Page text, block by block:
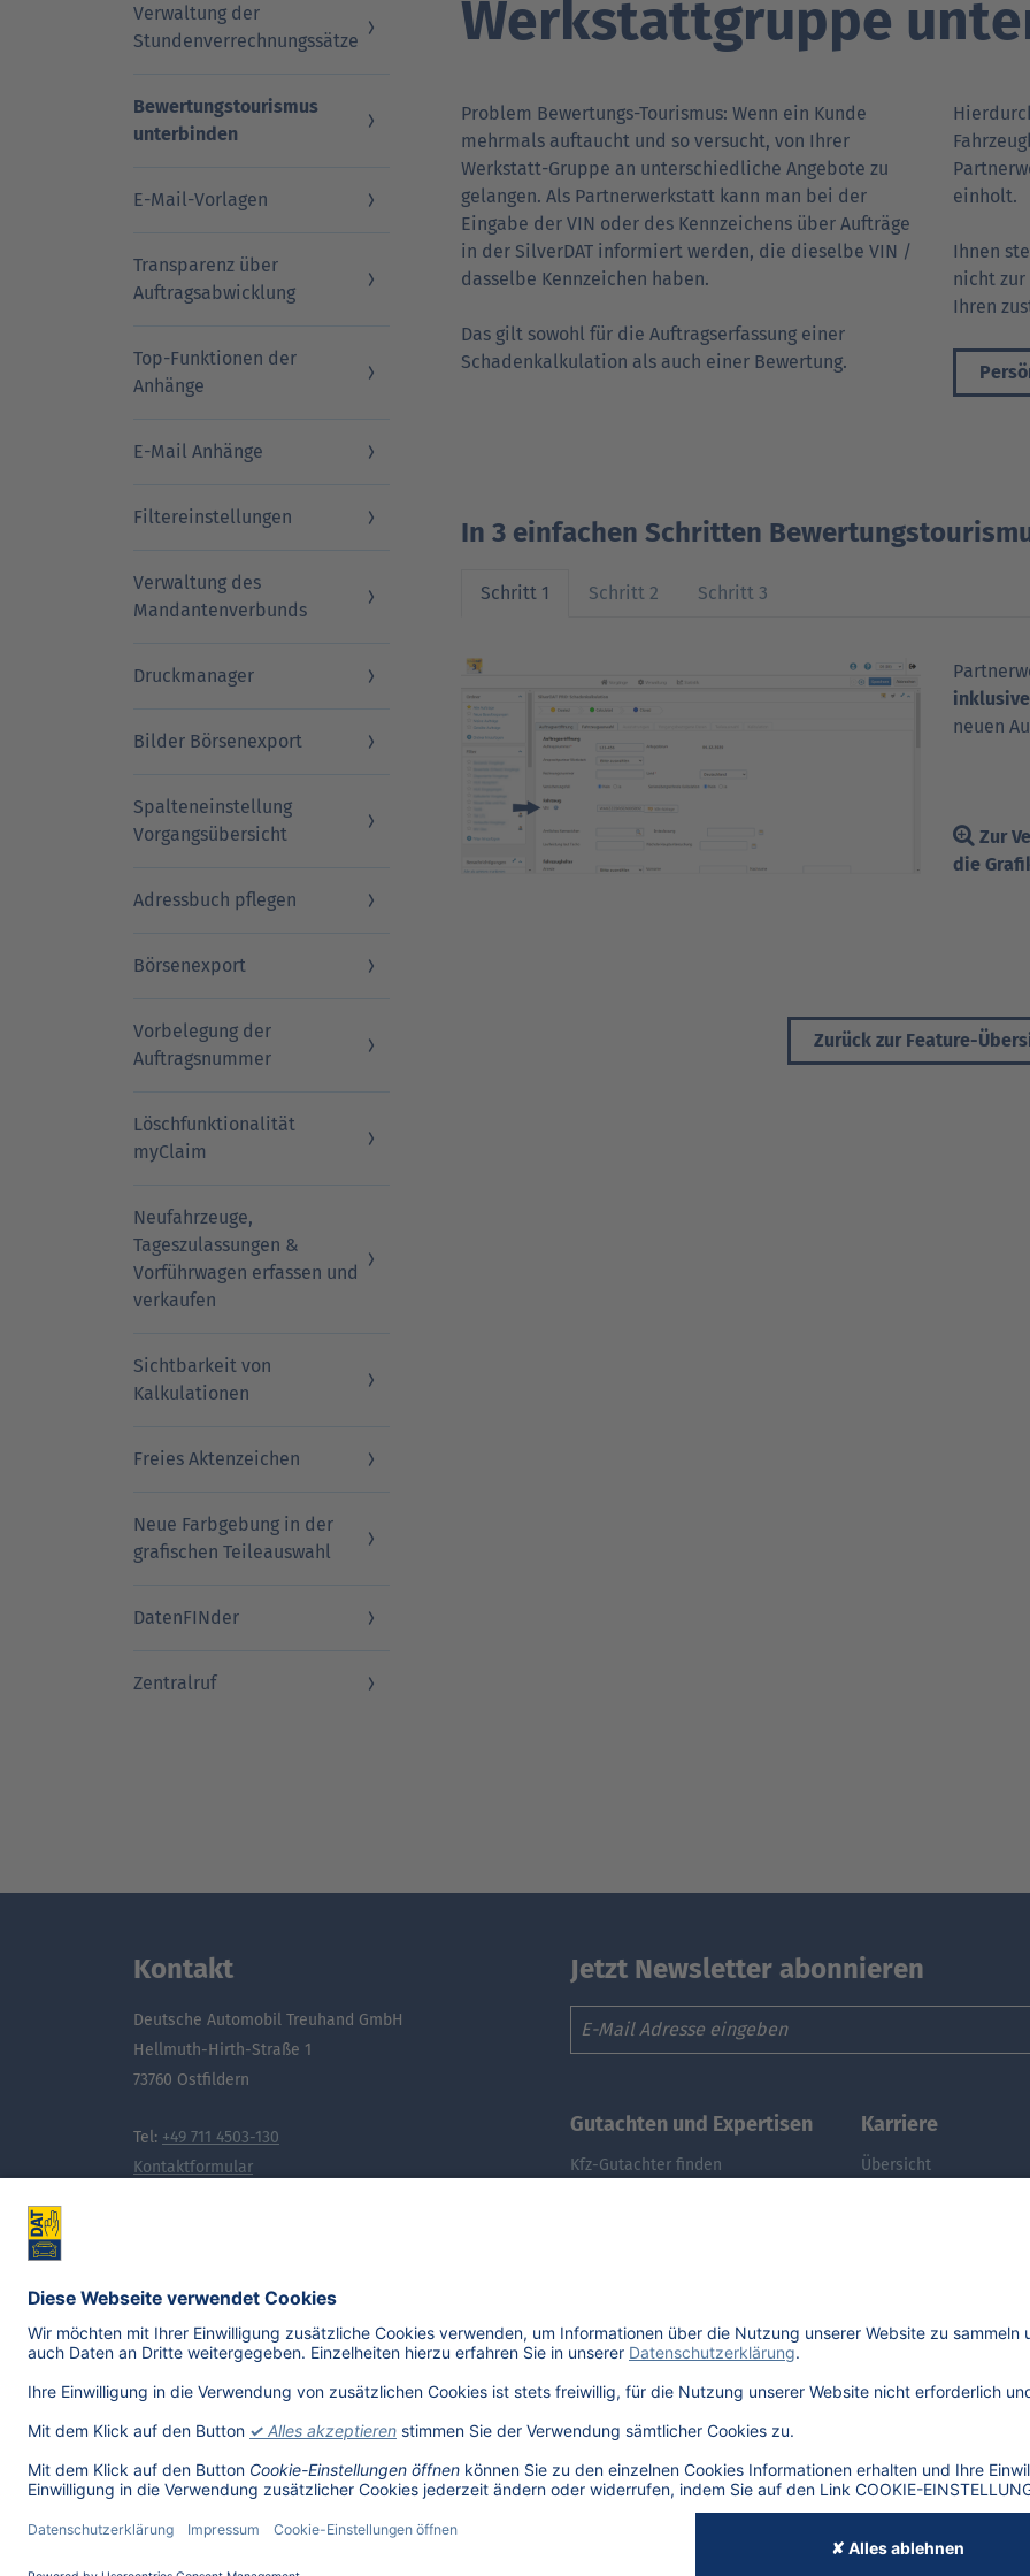
Verträgt mein Auto Super E10-Kraftstoff?
Werkstattgruppe
Problem Bewertungs-Tourismus: Wenn ein Kunde
mehrmals auftaucht und so versucht, von Ihrer
Werkstatt-Gruppe an unterschiedliche Angebote zu
gelangen. Als Partnerwerkstatt kann man bei der
Eingabe der VIN oder des Kennzeichens über Aufträge
in der SilverDAT informiert werden, die dieselbe VIN /
dasselbe Kennzeichen haben.
Das gilt sowohl für die Auftragserfassung einer
Schadenkalkulation als auch einer Bewertung.
einholt.
Ihnen
nicht zur
Ihren
In 3 einfachen Schritten
Schritt 1 Schritt 2 Schritt 3
neuen
Zur
die
Zurück zur Feature-
Verwaltung der
Stundenverrechnungssätze
Bewertungstourismus
unterbinden
E-Mail-Vorlagen
Transparenz über
Auftragsabwicklung
Top-Funktionen der
Anhänge
E-Mail Anhänge
Filtereinstellungen
Verwaltung des
Mandantenverbunds
Druckmanager
Bilder Börsenexport
Spalteneinstellung
Vorgangsübersicht
Adressbuch pflegen
Börsenexport
Vorbelegung der
Auftragsnummer
Löschfunktionalität
myClaim
Neufahrzeuge,
Tageszulassungen &
Vorführwagen erfassen und
verkaufen
Sichtbarkeit von
Kalkulationen
Freies Aktenzeichen
Neue Farbgebung in der
grafischen Teileauswahl
DatenFINder
Zentralruf
Kontakt
Deutsche Automobil Treuhand GmbH
Hellmuth-Hirth-Straße 1
73760 Ostfildern
Tel: +49 711 4503-130
Kontaktformular
Jetzt Newsletter abonnieren
Email
Gutachten und Expertisen
Kfz-Gutachter finden
E-Autos: Restwert berechnen
Was ist der Audi A3 noch wert?
Was ist der Opel Corsa noch wert?
E-Mobilität in Deutschland
Karriere
Übersicht
#getDATjob